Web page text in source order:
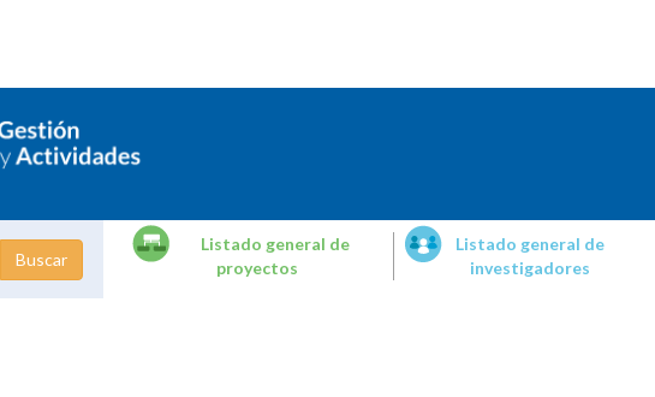
Listado general de
proyectos
Listado general de
investigadores